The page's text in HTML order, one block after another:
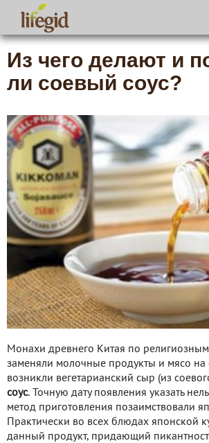
Из чего делают и
ли соевый соус?
Монахи древнего Китая по
заменяли молочные продукты и мясо на
возникли вегетарианский сыр (из
соус. Точную дату появления указать
метод приготовления позаимствовали
Практически во всех блюдах японской
данный продукт, придающий